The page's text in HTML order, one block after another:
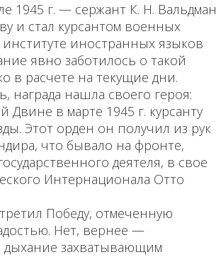
1945 г. — сержант К. Н. Вальд­ман
и стал курсантом военных
иностранных языков
явно заботилось о такой
в расчете на текущие дни.
награда нашла своего героя:
Двине в марте 1945 г. курсанту
Этот орден он получил из рук
что бывало на фронте,
деятеля, в свое
Интернационала Отто
Победу, отмеченную
Нет, вернее —
захватывающим